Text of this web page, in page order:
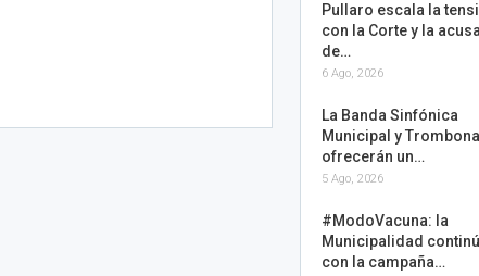
Pullaro escala la
con la Corte y la acusa
de…
6 Ago, 2026
La Banda Sinfónica
Municipal y
ofrecerán un…
5 Ago, 2026
#ModoVacuna: la
Municipalidad
con la campaña…